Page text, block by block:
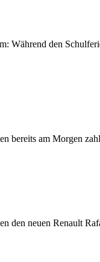
Während den
bereits am Morgen
den neuen Renault